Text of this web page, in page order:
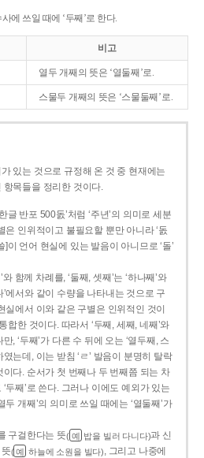
에 쓰일 때에 ‘두째’로 한다.
비고
열두 개째의 뜻은 ‘열둘째’로.
스물두 개째의 뜻은 ‘스물둘째’로.
있는 것으로 규정해 온 것 중 현재에는
항목들을 정리한 것이다.
글 반포 500돐’처럼 ‘주년’의 의미로 세분
은 인위적이고 불필요할 뿐만 아니라 ‘돐
]이 언어 현실에 있는 발음이 아니므로 ‘돌’
함께 차례를, ‘둘째, 셋째’는 ‘하나째’와
에서와 같이 수량을 나타내는 것으로 구
실에서 이와 같은 구별은 인위적인 것이
합한 것이다. 따라서 ‘두째, 세째, 네째’와
, ‘두째’가 다른 수 뒤에 오는 ‘열두째, 스
는데, 이는 받침 ‘ㄹ’ 발음이 분명히 탈락
다. 순서가 첫 번째나 두 번째쯤 되는 차
두째’로 쓴다. 그러나 이에도 예외가 있는
개째’의 의미로 쓰일 때에는 ‘열둘째’가
구걸한다는 뜻( 예 밥을 빌러 다니다)과 신
( 예 하늘에 소원을 빌다), 그리고 나중에